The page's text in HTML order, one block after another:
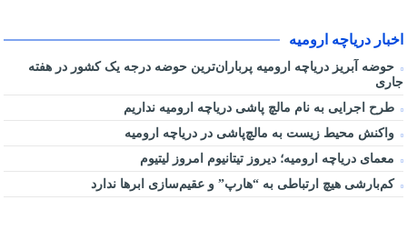
اخبار دریاچه ارومیه
حوضه آبریز دریاچه ارومیه پرباران‌ترین حوضه‌ درجه یک کشور در هفته
جاری
طرح اجرایی به نام مالچ پاشی دریاچه ارومیه نداریم
واکنش محیط زیست به مالچ‌پاشی در دریاچه ارومیه
معمای دریاچه ارومیه؛ دیروز تیتانیوم امروز لیتیوم
کم‌بارشی هیچ ارتباطی به “هارپ” و عقیم‌سازی ابرها ندارد